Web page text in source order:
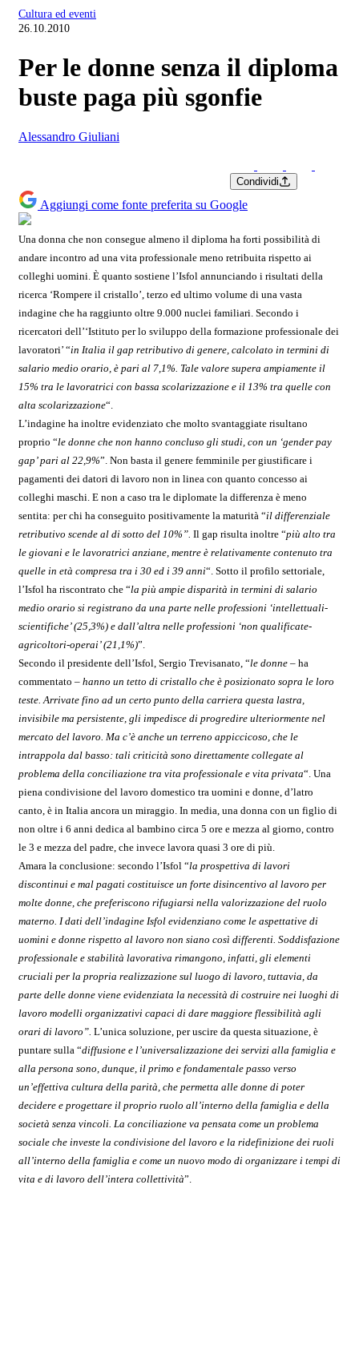
Cultura ed eventi
26.10.2010
Per le donne senza il diploma
buste paga più sgonfie
Alessandro Giuliani
Condividi
Aggiungi come fonte preferita su Google
Una donna che non consegue almeno il diploma ha forti possibilità di
andare incontro ad una vita professionale meno retribuita rispetto ai
colleghi uomini. È quanto sostiene l’Isfol annunciando i risultati della
ricerca ‘Rompere il cristallo’, terzo ed ultimo volume di una vasta
indagine che ha raggiunto oltre 9.000 nuclei familiari. Secondo i
ricercatori dell’‘Istituto per lo sviluppo della formazione professionale dei
lavoratori’ “in Italia il gap retributivo di genere, calcolato in termini di
salario medio orario, è pari al 7,1%. Tale valore supera ampiamente il
15% tra le lavoratrici con bassa scolarizzazione e il 13% tra quelle con
alta scolarizzazione“.
L’indagine ha inoltre evidenziato che molto svantaggiate risultano
proprio “le donne che non hanno concluso gli studi, con un ‘gender pay
gap’ pari al 22,9%”. Non basta il genere femminile per giustificare i
pagamenti dei datori di lavoro non in linea con quanto concesso ai
colleghi maschi. E non a caso tra le diplomate la differenza è meno
sentita: per chi ha conseguito positivamente la maturità “il differenziale
retributivo scende al di sotto del 10%”. Il gap risulta inoltre “più alto tra
le giovani e le lavoratrici anziane, mentre è relativamente contenuto tra
quelle in età compresa tra i 30 ed i 39 anni“. Sotto il profilo settoriale,
l’Isfol ha riscontrato che “la più ampie disparità in termini di salario
medio orario si registrano da una parte nelle professioni ‘intellettuali-
scientifiche’ (25,3%) e dall’altra nelle professioni ‘non qualificate-
agricoltori-operai’ (21,1%)”.
Secondo il presidente dell’Isfol, Sergio Trevisanato, “le donne – ha
commentato – hanno un tetto di cristallo che è posizionato sopra le loro
teste. Arrivate fino ad un certo punto della carriera questa lastra,
invisibile ma persistente, gli impedisce di progredire ulteriormente nel
mercato del lavoro. Ma c’è anche un terreno appiccicoso, che le
intrappola dal basso: tali criticità sono direttamente collegate al
problema della conciliazione tra vita professionale e vita privata“. Una
piena condivisione del lavoro domestico tra uomini e donne, d’latro
canto, è in Italia ancora un miraggio. In media, una donna con un figlio di
non oltre i 6 anni dedica al bambino circa 5 ore e mezza al giorno, contro
le 3 e mezza del padre, che invece lavora quasi 3 ore di più.
Amara la conclusione: secondo l’Isfol “la prospettiva di lavori
discontinui e mal pagati costituisce un forte disincentivo al lavoro per
molte donne, che preferiscono rifugiarsi nella valorizzazione del ruolo
materno. I dati dell’indagine Isfol evidenziano come le aspettative di
uomini e donne rispetto al lavoro non siano così differenti. Soddisfazione
professionale e stabilità lavorativa rimangono, infatti, gli elementi
cruciali per la propria realizzazione sul luogo di lavoro, tuttavia, da
parte delle donne viene evidenziata la necessità di costruire nei luoghi di
lavoro modelli organizzativi capaci di dare maggiore flessibilità agli
orari di lavoro”. L’unica soluzione, per uscire da questa situazione, è
puntare sulla “diffusione e l’universalizzazione dei servizi alla famiglia e
alla persona sono, dunque, il primo e fondamentale passo verso
un’effettiva cultura della parità, che permetta alle donne di poter
decidere e progettare il proprio ruolo all’interno della famiglia e della
società senza vincoli. La conciliazione va pensata come un problema
sociale che investe la condivisione del lavoro e la ridefinizione dei ruoli
all’interno della famiglia e come un nuovo modo di organizzare i tempi di
vita e di lavoro dell’intera collettività”.